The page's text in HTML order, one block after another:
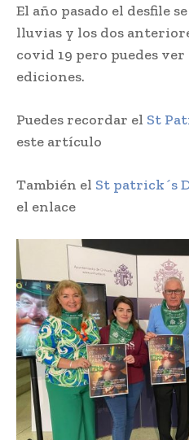
El año pasado el desfile
lluvias y los dos
covid 19 pero puedes ver
ediciones.
Puedes recordar el St
este artículo
También el St patrick´s
el enlace